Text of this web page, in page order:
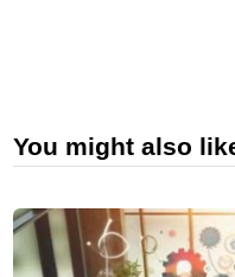
You might also